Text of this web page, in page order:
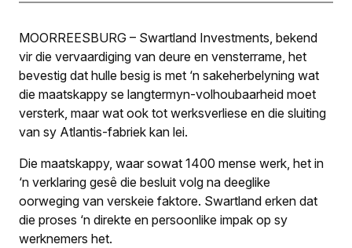
MOORREESBURG – Swartland Investments, bekend
vir die vervaardiging van deure en vensterrame, het
bevestig dat hulle besig is met ‘n sakeherbelyning wat
die maatskappy se langtermyn-volhoubaarheid moet
versterk, maar wat ook tot werksverliese en die sluiting
van sy Atlantis-fabriek kan lei.
Die maatskappy, waar sowat 1400 mense werk, het in
‘n verklaring gesê die besluit volg na deeglike
oorweging van verskeie faktore. Swartland erken dat
die proses ‘n direkte en persoonlike impak op sy
werknemers het.